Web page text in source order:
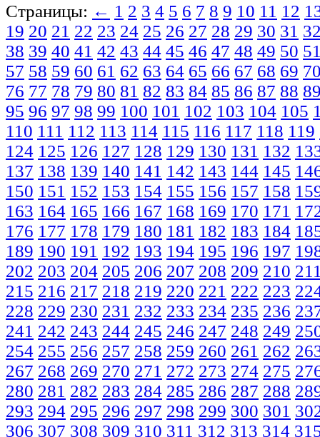
Страницы: ← 1 2 3 4 5 6 7 8 9 10 11 12
19 20 21 22 23 24 25 26 27 28 29 30 31
38 39 40 41 42 43 44 45 46 47 48 49 50
57 58 59 60 61 62 63 64 65 66 67 68 69
76 77 78 79 80 81 82 83 84 85 86 87 88
95 96 97 98 99 100 101 102 103 104 105
110 111 112 113 114 115 116 117 118 119
124 125 126 127 128 129 130 131 132
137 138 139 140 141 142 143 144 145
150 151 152 153 154 155 156 157 158
163 164 165 166 167 168 169 170 171
176 177 178 179 180 181 182 183 184
189 190 191 192 193 194 195 196 197
202 203 204 205 206 207 208 209 210
215 216 217 218 219 220 221 222 223
228 229 230 231 232 233 234 235 236
241 242 243 244 245 246 247 248 249
254 255 256 257 258 259 260 261 262
267 268 269 270 271 272 273 274 275
280 281 282 283 284 285 286 287 288
293 294 295 296 297 298 299 300 301
306 307 308 309 310 311 312 313 314